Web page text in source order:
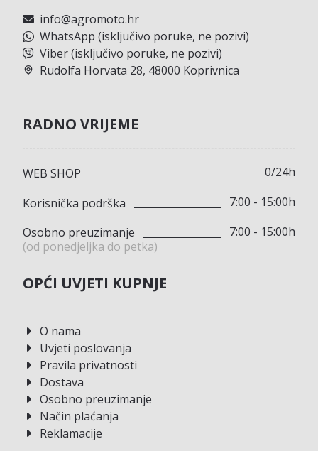
info@agromoto.hr
WhatsApp (isključivo poruke, ne pozivi)
Viber (isključivo poruke, ne pozivi)
Rudolfa Horvata 28, 48000 Koprivnica
RADNO VRIJEME
WEB SHOP
0/24h
Korisnička podrška
7:00 - 15:00h
Osobno preuzimanje
(od ponedjeljka do petka)
7:00 - 15:00h
OPĆI UVJETI KUPNJE
O nama
Uvjeti poslovanja
Pravila privatnosti
Dostava
Osobno preuzimanje
Način plaćanja
Reklamacije